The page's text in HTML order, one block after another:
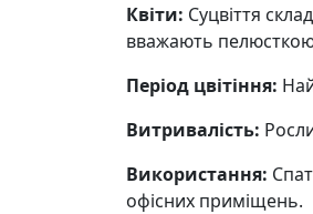
Квіти: Суцвіття
вважають
Період цвітіння:
Витривалість:
Використання:
офісних приміщень.